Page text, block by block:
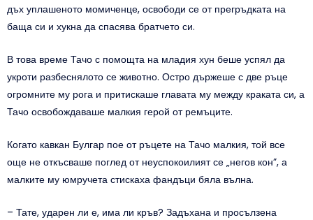
дъх уплашеното момиченце, освободи се от прегръдката на
баща си и хукна да спасява братчето си.
В това време Тачо с помощта на младия хун беше успял да
укроти разбеснялото се животно. Остро държеше с две ръце
огромните му рога и притискаше главата му между краката си, а
Тачо освобождаваше малкия герой от ремъците.
Когато кавкан Булгар пое от ръцете на Тачо малкия, той все
още не откъсваше поглед от неуспокоилият се „негов кон”, а
малките му юмручета стискаха фандъци бяла вълна.
– Тате, ударен ли е, има ли кръв? Задъхана и просълзена